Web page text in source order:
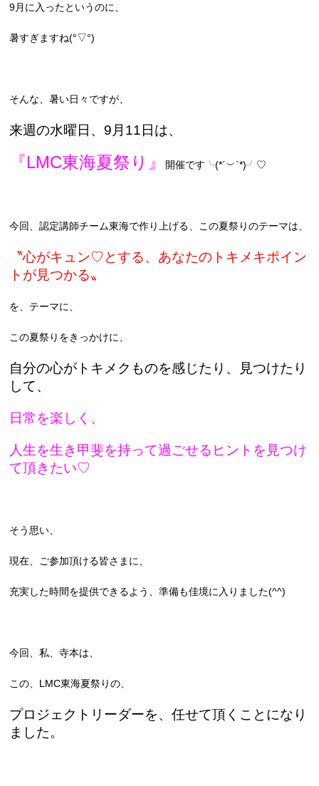
9月に入ったというのに、
暑すぎますね(°▽°)
そんな、暑い日々ですが、
来週の水曜日、9月11日は、
『LMC東海夏祭り』開催です╰(*´︶`*)╯♡
今回、認定講師チーム東海で作り上げる、この夏祭りのテーマは、
〝心がキュン♡とする、あなたのトキメキポイン
トが見つかる〟
を、テーマに、
この夏祭りをきっかけに、
自分の心がトキメクものを感じたり、見つけたり
して、
日常を楽しく、
人生を生き甲斐を持って過ごせるヒントを見つけ
て頂きたい♡
そう思い、
現在、ご参加頂ける皆さまに、
充実した時間を提供できるよう、準備も佳境に入りました(^^)
今回、私、寺本は、
この、LMC東海夏祭りの、
プロジェクトリーダーを、任せて頂くことになり
ました。